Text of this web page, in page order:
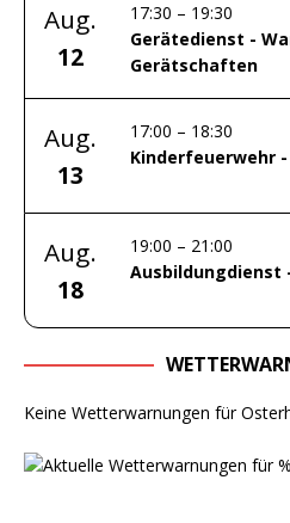
Aug.
12
17:30 – 19:30
Gerätedienst -
Gerätschaften
Aug.
13
17:00 – 18:30
Kinderfeuerwehr
Aug.
18
19:00 – 21:00
Ausbildungdienst
Keine Wetterwarnungen für